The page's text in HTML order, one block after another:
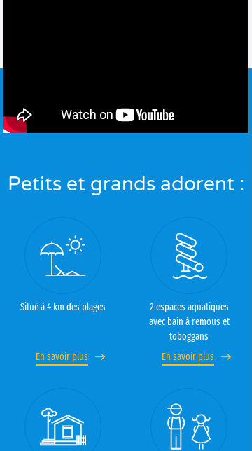
Petits et grands adorent :
Situé à 4 km des plages
En savoir plus
2 espaces aquatiques
avec bain à remous et
toboggans
En savoir plus